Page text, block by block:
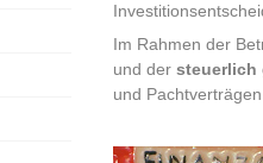
Im Rahmen der
und der steuerlich
und